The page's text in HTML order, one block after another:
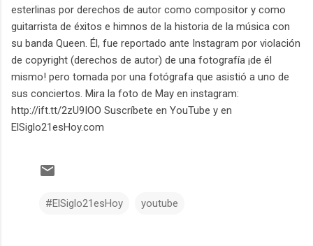
esterlinas por derechos de autor como compositor y como
guitarrista de éxitos e himnos de la historia de la música con
su banda Queen. Él, fue reportado ante Instagram por violación
de copyright (derechos de autor) de una fotografía ¡de él
mismo! pero tomada por una fotógrafa que asistió a uno de
sus conciertos. Mira la foto de May en instagram:
http://ift.tt/2zU9IOO Suscríbete en YouTube y en
ElSiglo21esHoy.com
#ElSiglo21esHoy youtube